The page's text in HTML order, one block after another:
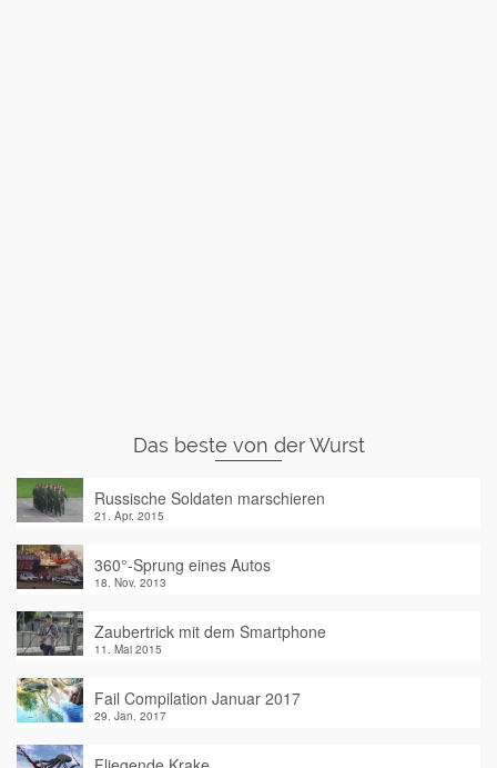
Das beste von der Wurst
Russische Soldaten marschieren
21. Apr. 2015
360°-Sprung eines Autos
18. Nov. 2013
Zaubertrick mit dem Smartphone
11. Mai 2015
Fail Compilation Januar 2017
29. Jan. 2017